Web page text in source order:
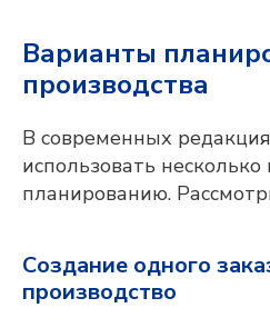
Варианты
производства
В современных
использовать
планированию.
Создание одного
производство